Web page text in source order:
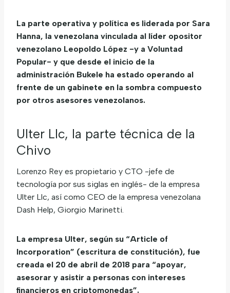
La parte operativa y política es liderada por Sara
Hanna, la venezolana vinculada al líder opositor
venezolano Leopoldo López -y a Voluntad
Popular- y que desde el inicio de la
administración Bukele ha estado operando al
frente de un gabinete en la sombra compuesto
por otros asesores venezolanos.
Ulter Llc, la parte técnica de la
Chivo
Lorenzo Rey es propietario y CTO -jefe de
tecnología por sus siglas en inglés- de la empresa
Ulter Llc, así como CEO de la empresa venezolana
Dash Help, Giorgio Marinetti.
La empresa Ulter, según su “Article of
Incorporation” (escritura de constitución), fue
creada el 20 de abril de 2018 para “apoyar,
asesorar y asistir a personas con intereses
financieros en criptomonedas”.